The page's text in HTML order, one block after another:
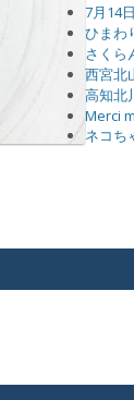
7月14
ひまわ
さくら
西宮北
高知
Merci
ネコ